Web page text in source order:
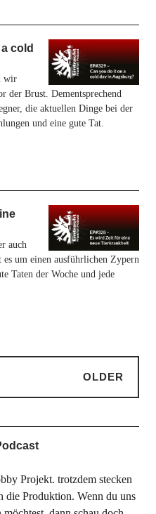
cold
wir
der Brust. Dementsprechend
die aktuellen Dinge bei der
und eine gute Tat.
auch
es um einen ausführlichen Zypern
Taten der Woche und jede
OLDER
Projekt. trotzdem stecken
die Produktion. Wenn du uns